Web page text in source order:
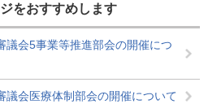
をおすすめします
議会5事業等推進部会の開催につ
議会医療体制部会の開催について